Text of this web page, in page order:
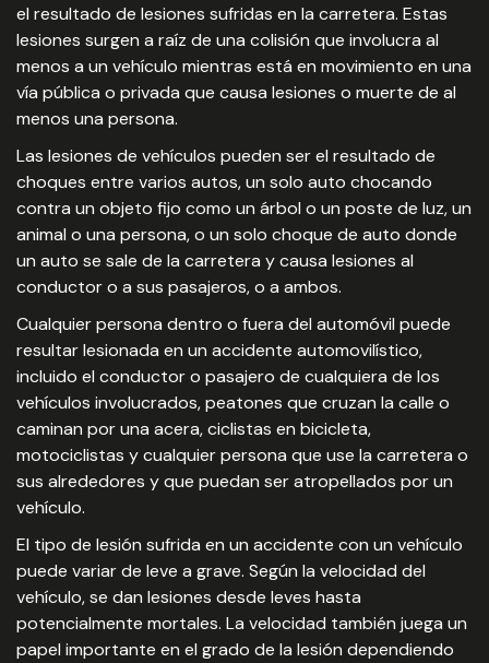
el resultado de lesiones sufridas en la carretera. Estas
lesiones surgen a raíz de una colisión que involucra al
menos a un vehículo mientras está en movimiento en una
vía pública o privada que causa lesiones o muerte de al
menos una persona.
Las lesiones de vehículos pueden ser el resultado de
choques entre varios autos, un solo auto chocando
contra un objeto fijo como un árbol o un poste de luz, un
animal o una persona, o un solo choque de auto donde
un auto se sale de la carretera y causa lesiones al
conductor o a sus pasajeros, o a ambos.
Cualquier persona dentro o fuera del automóvil puede
resultar lesionada en un accidente automovilístico,
incluido el conductor o pasajero de cualquiera de los
vehículos involucrados, peatones que cruzan la calle o
caminan por una acera, ciclistas en bicicleta,
motociclistas y cualquier persona que use la carretera o
sus alrededores y que puedan ser atropellados por un
vehículo.
El tipo de lesión sufrida en un accidente con un vehículo
puede variar de leve a grave. Según la velocidad del
vehículo, se dan lesiones desde leves hasta
potencialmente mortales. La velocidad también juega un
papel importante en el grado de la lesión dependiendo